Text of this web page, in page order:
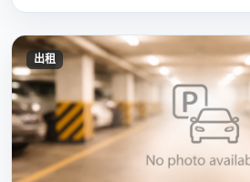
出租